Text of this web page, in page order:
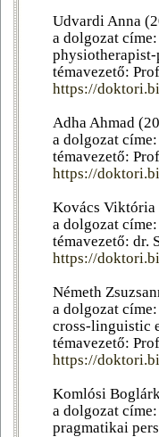
Udvardi Anna
a dolgozat
témavezető:
https://
Adha Ahmad
a dolgozat
témavezető:
https://
Kovács Viktória
a dolgozat
témavezető: dr.
https://
Németh
a dolgozat
cross-linguistic
témavezető:
https://
Komlósi
a dolgozat
pragmatikai